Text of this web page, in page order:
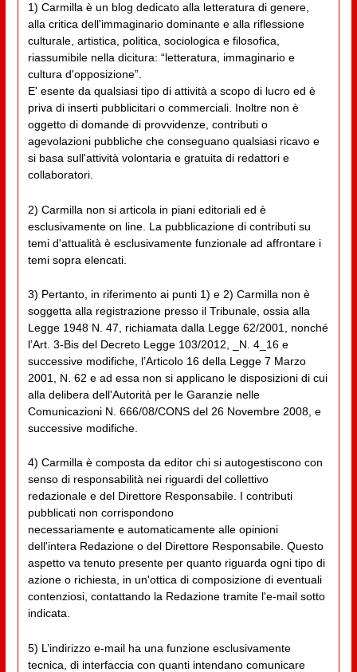
1) Carmilla è un blog dedicato alla letteratura di genere,
alla critica dell'immaginario dominante e alla riflessione
culturale, artistica, politica, sociologica e filosofica,
riassumibile nella dicitura: “letteratura, immaginario e
cultura d'opposizione”.
E' esente da qualsiasi tipo di attività a scopo di lucro ed è
priva di inserti pubblicitari o commerciali. Inoltre non è
oggetto di domande di provvidenze, contributi o
agevolazioni pubbliche che conseguano qualsiasi ricavo e
si basa sull'attività volontaria e gratuita di redattori e
collaboratori.
2) Carmilla non si articola in piani editoriali ed è
esclusivamente on line. La pubblicazione di contributi su
temi d'attualità è esclusivamente funzionale ad affrontare i
temi sopra elencati.
3) Pertanto, in riferimento ai punti 1) e 2) Carmilla non è
soggetta alla registrazione presso il Tribunale, ossia alla
Legge 1948 N. 47, richiamata dalla Legge 62/2001, nonché
l’Art. 3-Bis del Decreto Legge 103/2012, _N. 4_16 e
successive modifiche, l’Articolo 16 della Legge 7 Marzo
2001, N. 62 e ad essa non si applicano le disposizioni di cui
alla delibera dell'Autorità per le Garanzie nelle
Comunicazioni N. 666/08/CONS del 26 Novembre 2008, e
successive modifiche.
4) Carmilla è composta da editor chi si autogestiscono con
senso di responsabilità nei riguardi del collettivo
redazionale e del Direttore Responsabile. I contributi
pubblicati non corrispondono
necessariamente e automaticamente alle opinioni
dell'intera Redazione o del Direttore Responsabile. Questo
aspetto va tenuto presente per quanto riguarda ogni tipo di
azione o richiesta, in un'ottica di composizione di eventuali
contenziosi, contattando la Redazione tramite l'e-mail sotto
indicata.
5) L’indirizzo e-mail ha una funzione esclusivamente
tecnica, di interfaccia con quanti intendano comunicare